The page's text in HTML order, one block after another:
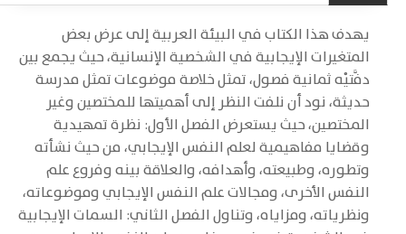
يهدف هذا الكتاب في البيئة العربية إلى عرض بعض
المتغيرات الإيجابية في الشخصية الإنسانية، حيث يجمع بين
دفَّتيْه ثمانية فصول، تمثل خلاصة موضوعات تمثل مدرسة
حديثة، نود أن نلفت النظر إلى أهميتها للمختصين وغير
المختصين، حيث يستعرض الفصل الأول: نظرة تمهيدية
وقضايا مفاهيمية لعلم النفس الإيجابي، من حيث نشأته
وتطوره، وطبيعته، وأهدافه، والعلاقة بينه وفروع علم
النفس الأخرى، ومجالات علم النفس الإيجابي وموضوعاته،
ونظرياته، ومزاياه، وتناول الفصل الثاني: السمات الإيجابية